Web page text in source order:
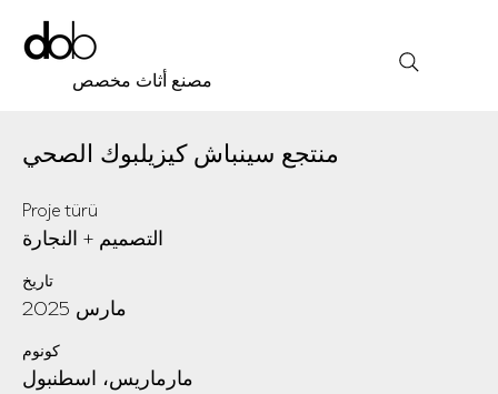
مصنع أثاث مخصص
منتجع سينباش كيزيلبوك الصحي
Proje türü
التصميم + النجارة
تاريخ
مارس 2025
كونوم
مارماريس، اسطنبول